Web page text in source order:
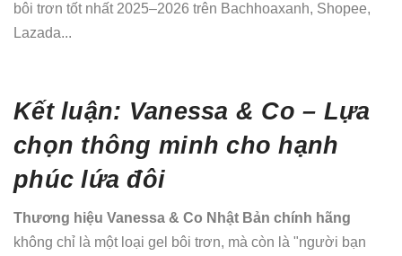
bôi trơn tốt nhất 2025–2026 trên Bachhoaxanh, Shopee,
Lazada...
Kết luận: Vanessa & Co – Lựa
chọn thông minh cho hạnh
phúc lứa đôi
Thương hiệu Vanessa & Co Nhật Bản chính hãng
không chỉ là một loại gel bôi trơn, mà còn là "người bạn